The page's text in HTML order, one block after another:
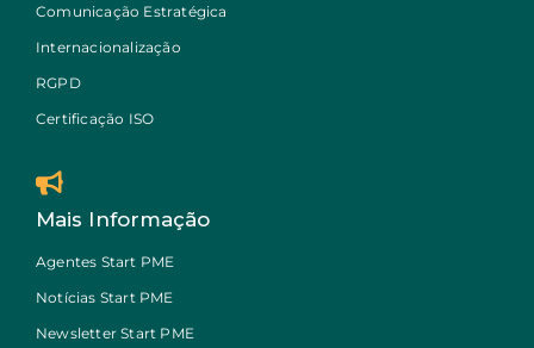
Comunicação Estratégica
Internacionalização
RGPD
Certificação ISO
Mais Informação
Agentes Start PME
Notícias Start PME
Newsletter Start PME